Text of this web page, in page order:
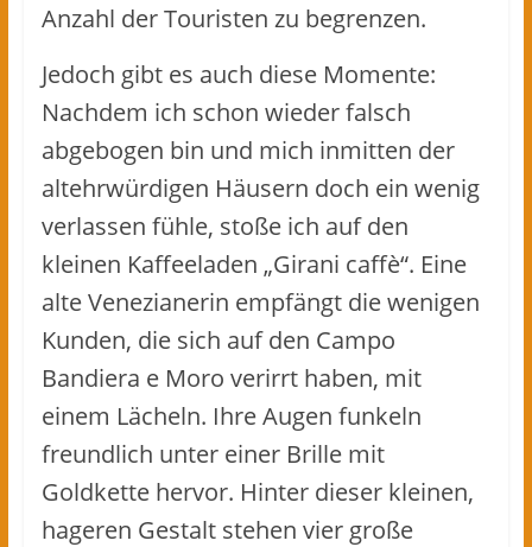
Anzahl der Touristen zu begrenzen.
Jedoch gibt es auch diese Momente:
Nachdem ich schon wieder falsch
abgebogen bin und mich inmitten der
altehrwürdigen Häusern doch ein wenig
verlassen fühle, stoße ich auf den
kleinen Kaffeeladen „Girani caffè“. Eine
alte Venezianerin empfängt die wenigen
Kunden, die sich auf den Campo
Bandiera e Moro verirrt haben, mit
einem Lächeln. Ihre Augen funkeln
freundlich unter einer Brille mit
Goldkette hervor. Hinter dieser kleinen,
hageren Gestalt stehen vier große